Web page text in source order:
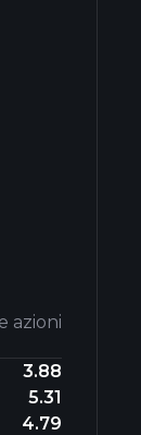
azioni
3.88
5.31
4.79